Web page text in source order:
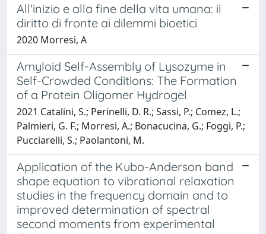
All'inizio e alla fine della vita umana: il
diritto di fronte ai dilemmi bioetici
2020 Morresi, A
Amyloid Self-Assembly of Lysozyme in
Self-Crowded Conditions: The Formation
of a Protein Oligomer Hydrogel
2021 Catalini, S.; Perinelli, D. R.; Sassi, P.; Comez, L.;
Palmieri, G. F.; Morresi, A.; Bonacucina, G.; Foggi, P.;
Pucciarelli, S.; Paolantoni, M.
Application of the Kubo-Anderson band
shape equation to vibrational relaxation
studies in the frequency domain and to
improved determination of spectral
second moments from experimental